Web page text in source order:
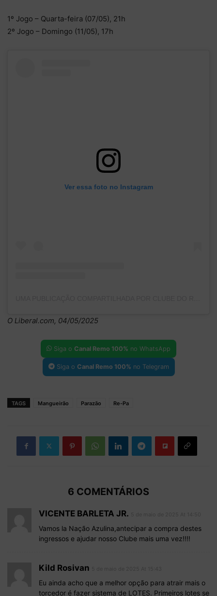
1º Jogo – Quarta-feira (07/05), 21h
2º Jogo – Domingo (11/05), 17h
Ver essa foto no Instagram
O Liberal.com, 04/05/2025
Siga o Canal Remo 100% no WhatsApp
Siga o Canal Remo 100% no Telegram
TAGS Mangueirão Parazão Re-Pa
6 COMENTÁRIOS
VICENTE BARLETA JR.
Vamos la Nação Azulina,antecipar a compra destes
ingressos e ajudar nosso Clube mais uma vez!!!!
Kild Rosivan
Eu ainda acho que a melhor opção para atrair mais o
torcedor é fazer sistema de LOTES. Primeiros lotes se